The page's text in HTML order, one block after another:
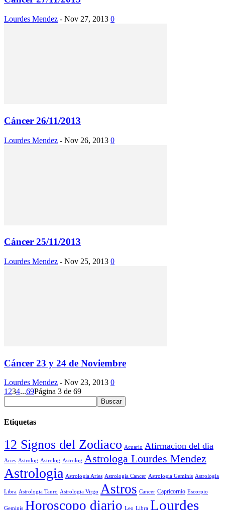
Lourdes Mendez - Nov 27, 2013 0
Cáncer 26/11/2013
Lourdes Mendez - Nov 26, 2013 0
Cáncer 25/11/2013
Lourdes Mendez - Nov 25, 2013 0
Cáncer 23 y 24 de Noviembre
Lourdes Mendez - Nov 23, 2013 0
1 234...69Página 3 de 69
Etiquetas
12 Signos del Zodiaco Acuario Afirmacion del dia
Aries Astrolog Astrolog Astrolog Astrologa Lourdes Mendez
Astrologia Astrologia Aries Astrologia Cancer Astrologia Geminis Astrologia
Libra Astrologia Tauro Astrologia Virgo Astros Cancer Capricornio Escorpio
Geminis Horoscopo diario Leo Libra Lourdes